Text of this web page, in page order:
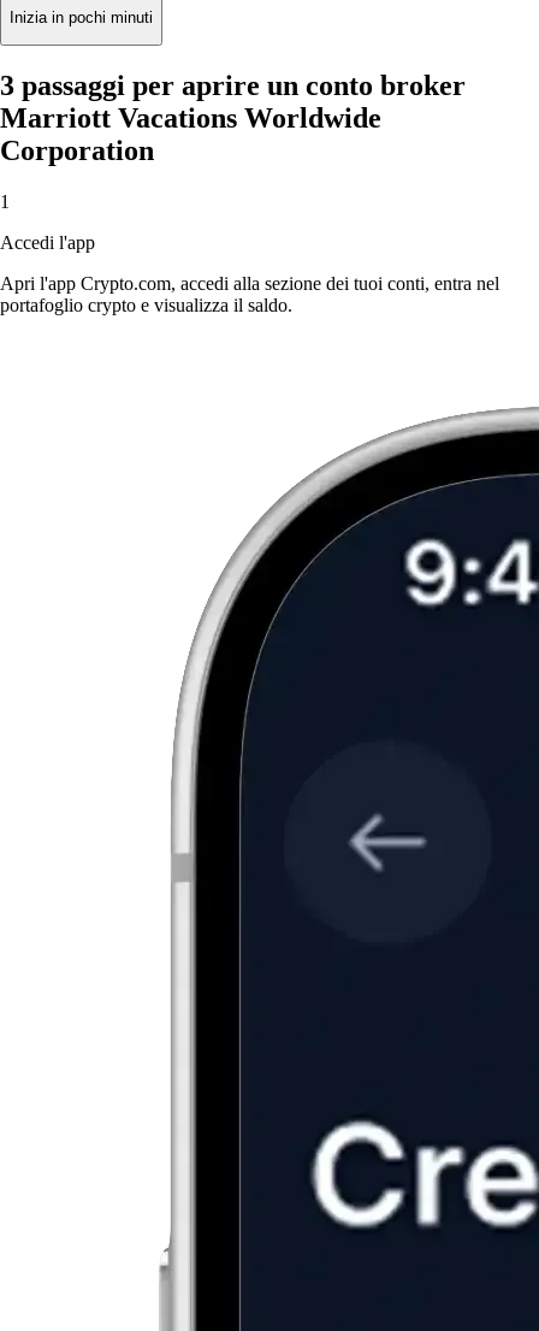
Inizia in pochi minuti
3 passaggi per aprire un conto broker
Marriott Vacations Worldwide
Corporation
1
Accedi l'app
Apri l'app Crypto.com, accedi alla sezione dei tuoi conti, entra nel
portafoglio crypto e visualizza il saldo.